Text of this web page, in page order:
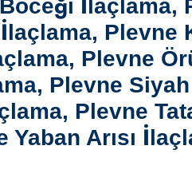
İlaçlama,
Plevne
Plevne
Plevne
Plevne
Yaban Arısı